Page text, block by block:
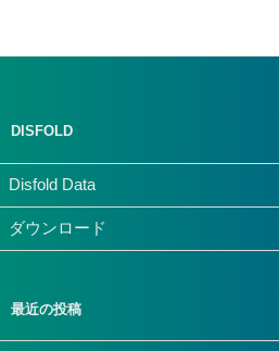
DISFOLD
Disfold Data
ダウンロード
最近の投稿